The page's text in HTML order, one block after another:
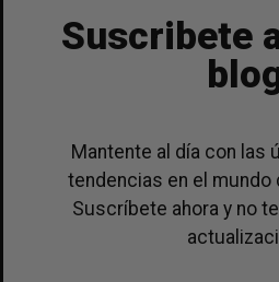
Suscribete
Mantente al día con las
tendencias en el
Suscríbete ahora y no